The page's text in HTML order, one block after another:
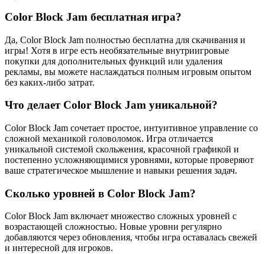
Color Block Jam бесплатная игра?
Да, Color Block Jam полностью бесплатна для скачивания и
игры! Хотя в игре есть необязательные внутриигровые
покупки для дополнительных функций или удаления
рекламы, вы можете наслаждаться полным игровым опытом
без каких-либо затрат.
Что делает Color Block Jam уникальной?
Color Block Jam сочетает простое, интуитивное управление со
сложной механикой головоломок. Игра отличается
уникальной системой скольжения, красочной графикой и
постепенно усложняющимися уровнями, которые проверяют
ваше стратегическое мышление и навыки решения задач.
Сколько уровней в Color Block Jam?
Color Block Jam включает множество сложных уровней с
возрастающей сложностью. Новые уровни регулярно
добавляются через обновления, чтобы игра оставалась свежей
и интересной для игроков.